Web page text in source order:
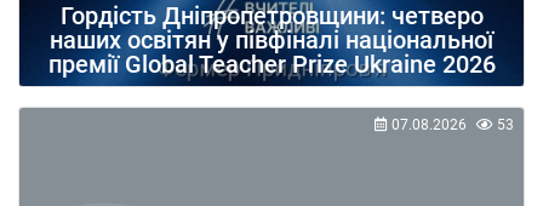
Гордість Дніпропетровщини: четверо
наших освітян у півфіналі національної
премії Global Teacher Prize Ukraine 2026
07.08.2026 53